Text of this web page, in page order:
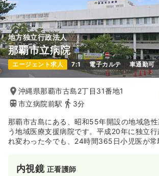
地方独立行政法人
那覇市立病院
エージェント求人 7:1 電子カルテ 車通勤可
沖縄県那覇市古島2丁目31番地1
市立病院前駅
3分
那覇市古島にある、昭和55年開設の地域急
う地域医療支援病院です。平成20年に独立行
れ変わった今でも、24時間365日小児医が常
す。内視鏡 正看護師